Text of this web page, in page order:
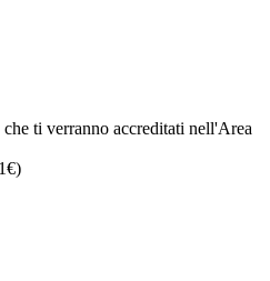
che ti verranno accreditati nell'Area